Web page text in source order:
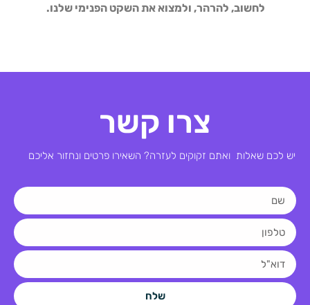
לחשוב, להרהר, ולמצוא את השקט הפנימי שלנו.
צרו קשר
יש לכם שאלות ואתם זקוקים לעזרה? השאירו פרטים ונחזור אליכם
שלח